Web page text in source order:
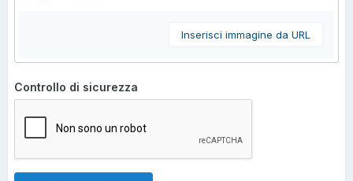
Inserisci immagine da URL
Controllo di sicurezza